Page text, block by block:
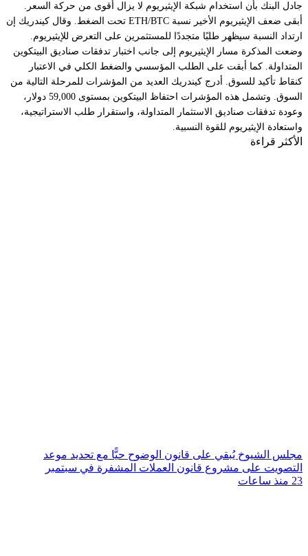
جادل البنك بأن استخدام شبكة الإيثيريوم لا يزال أقوى من حركة السعر.
أبقى ضعف الإيثيريوم الأخير نسبة ETH/BTC تحت الضغط. وقال كيندريك إن
ارتداد النسبة سيظهر طلبًا متجددًا للمستثمرين على التعرض للإيثيريوم.
وضعت المذكرة مسار الإيثيريوم إلى جانب اختبار تدفقات صناديق البيتكوين
المتداولة. كما أبقت على الطلب المؤسسي والضغط الكلي في الاعتبار
كنقاط تأكيد للسوق. أدرج كيندريك العديد من المؤشرات للمرحلة التالية من
السوق. وتشمل هذه المؤشرات احتفاظ البيتكوين بمستوى 59,000 دولار،
وعودة تدفقات صناديق الاستثمار المتداولة، واستقرار طلب الاستراتيجية،
واستعادة الإيثيريوم للقوة النسبية.
الأكثر قراءة
مجلس الشيوخ يُبقي على قانون الوضوح حيًّا مع تحديد موعد
التصويت على مشروع قانون العملات المشفرة في سبتمبر
23 منذ ساعات